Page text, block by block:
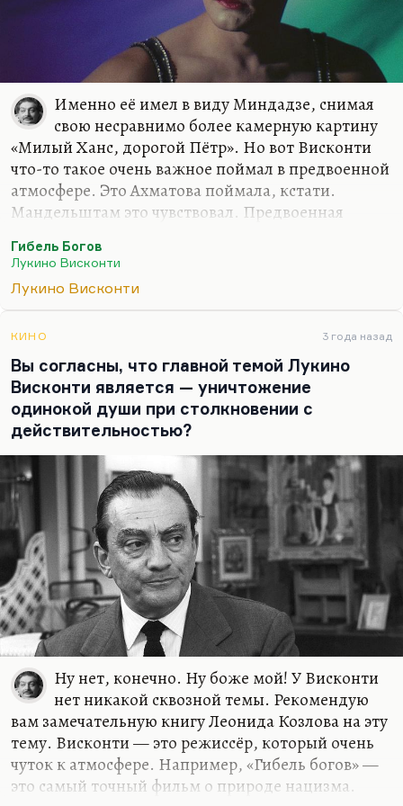
Именно её имел в виду Миндадзе, снимая
свою несравнимо более камерную картину
«Милый Ханс, дорогой Пётр». Но вот Висконти
что-то такое очень важное поймал в предвоенной
атмосфере. Это Ахматова поймала, кстати.
Мандельштам это чувствовал. Предвоенная
ясно, что война всё спишет, и перед войной
грешат, как в последний раз (а в некотором
смысле действительно в последний). Вот эту
природу, в которой он зарождается, Висконти
поймал как никто. Потому что все говорят об
экономических предпосылках, о скучных
социальных предпосылках, а о предпосылке вот в
этом — в ситуации полной этической
неразборчивости,…
Гибель Богов
Лукино Висконти
Лукино Висконти
КИНО 3 года назад
Вы согласны, что главной темой Лукино
Висконти является — уничтожение
одинокой души при столкновении с
действительностью?
Ну нет, конечно. Ну боже мой! У Висконти
нет никакой сквозной темы. Рекомендую
вам замечательную книгу Леонида Козлова на эту
тему. Висконти — это режиссёр, который очень
чуток к атмосфере. Например, «Гибель богов» —
это самый точный фильм о природе нацизма.